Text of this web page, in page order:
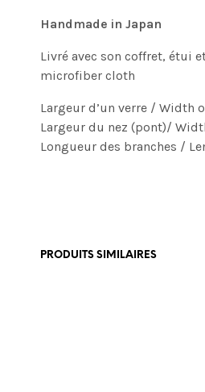
Handmade in Japan
Livré avec son coffret, étui
microfiber cloth
Largeur d’un verre / Width
Largeur du nez (pont)/
Longueur des branches /
PRODUITS SIMILAIRES